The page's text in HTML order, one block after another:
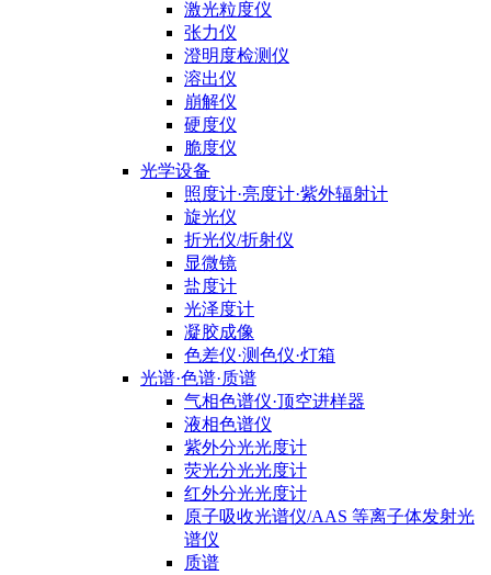
激光粒度仪
张力仪
澄明度检测仪
溶出仪
崩解仪
硬度仪
脆度仪
光学设备
照度计·亮度计·紫外辐射计
旋光仪
折光仪/折射仪
显微镜
盐度计
光泽度计
凝胶成像
色差仪·测色仪·灯箱
光谱·色谱·质谱
气相色谱仪·顶空进样器
液相色谱仪
紫外分光光度计
荧光分光光度计
红外分光光度计
原子吸收光谱仪/AAS 等离子体发射光
谱仪
质谱